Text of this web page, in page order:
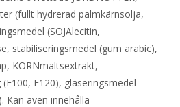
(fullt hydrerad palmkärnsolja,
(SOJAlecitin,
stabiliseringsmedel (gum arabic),
KORNmaltsextrakt,
E120), glaseringsmedel
Kan även innehålla